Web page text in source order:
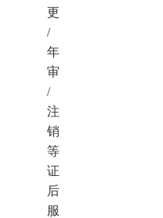
更
/
年
审
/
注
销
等
证
后
服